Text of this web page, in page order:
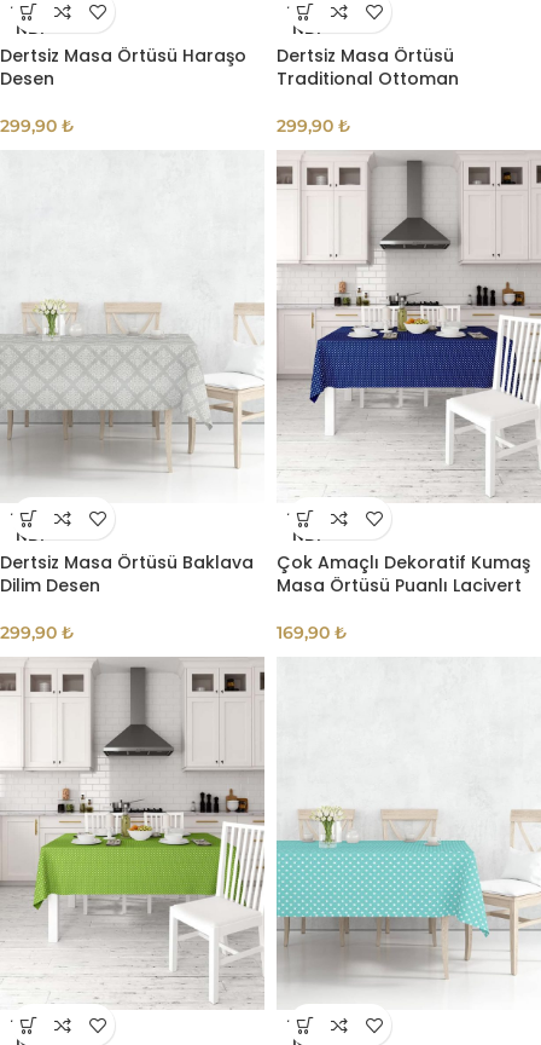
TÜKE
NDI
Dertsiz Masa Örtüsü Haraşo
Desen
299,90 ₺
TÜKE
NDI
Dertsiz Masa Örtüsü
Traditional Ottoman
299,90 ₺
TÜKE
NDI
Dertsiz Masa Örtüsü Baklava
Dilim Desen
299,90 ₺
TÜKE
NDI
Çok Amaçlı Dekoratif Kumaş
Masa Örtüsü Puanlı Lacivert
169,90 ₺
TÜKE
TÜKE